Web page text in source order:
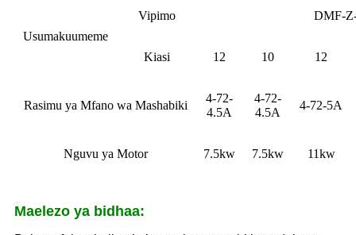
Usumakuumeme
Vipimo DMF-
Kiasi 12 10 12
Rasimu ya Mfano wa Mashabiki
4-72-
4.5A
4-72-
4.5A
4-72-5A
Nguvu ya Motor 7.5kw 7.5kw 11kw
Maelezo ya bidhaa: